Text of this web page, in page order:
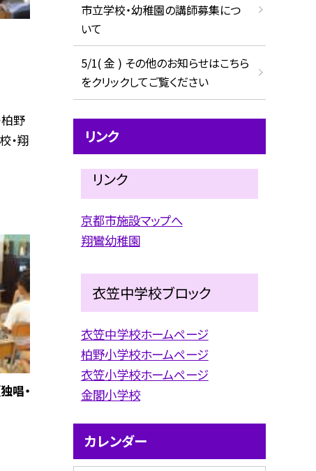
柏野
・翔
唱・
市立学校・幼稚園の講師募集につ
いて
5/1( 金 ) その他のお知らせはこちら
をクリックしてご覧ください
リンク
リンク
京都市施設マップへ
翔鸞幼稚園
衣笠中学校ブロック
衣笠中学校ホームページ
柏野小学校ホームページ
衣笠小学校ホームページ
金閣小学校
カレンダー